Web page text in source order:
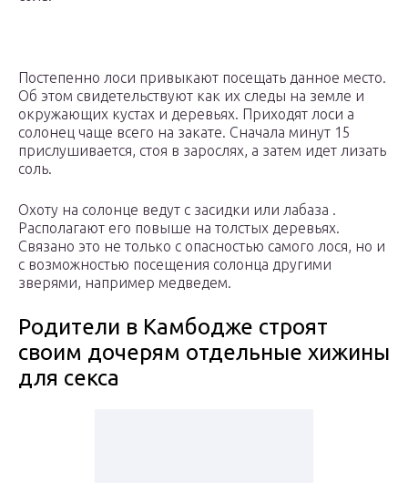
Постепенно лоси привыкают посещать данное место.
Об этом свидетельствуют как их следы на земле и
окружающих кустах и деревьях. Приходят лоси а
солонец чаще всего на закате. Сначала минут 15
прислушивается, стоя в зарослях, а затем идет лизать
соль.
Охоту на солонце ведут с засидки или лабаза .
Располагают его повыше на толстых деревьях.
Связано это не только с опасностью самого лося, но и
с возможностью посещения солонца другими
зверями, например медведем.
Родители в Камбодже строят
своим дочерям отдельные хижины
для секса